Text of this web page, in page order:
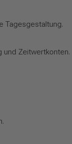
Tagesgestaltung.
und Zeitwertkonten.